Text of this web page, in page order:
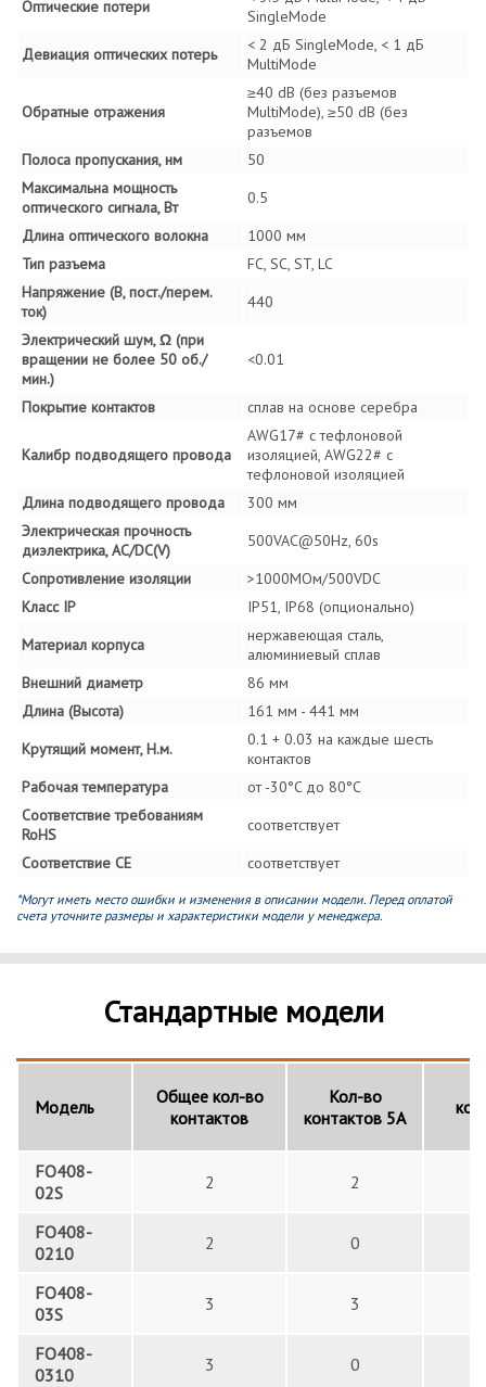
Оптические потери
SingleMode
Девиация оптических потерь
< 2 дБ SingleMode, < 1 дБ
MultiMode
Обратные отражения
≥40 dB (без разъемов
MultiMode), ≥50 dB (без
разъемов
Полоса пропускания, нм
50
Максимальна мощность
оптического сигнала, Вт
0.5
Длина оптического волокна
1000 мм
Тип разъема
FC, SC, ST, LC
Напряжение (В, пост./перем.
ток)
440
Электрический шум, Ω (при
вращении не более 50 об./
мин.)
<0.01
Покрытие контактов сплав на основе серебра
Калибр подводящего провода
AWG17# с тефлоновой
изоляцией, AWG22# с
тефлоновой изоляцией
Длина подводящего провода
300 мм
Электрическая прочность
диэлектрика, AC/DC(V)
500VAC@50Hz, 60s
Сопротивление изоляции
>1000MОм/500VDC
Класс IP
IP51, IP68 (опционально)
Материал корпуса
нержавеющая сталь,
алюминиевый сплав
Внешний диаметр
86 мм
Длина (Высота)
161 мм - 441 мм
Крутящий момент, Н.м.
0.1 + 0.03 на каждые шесть
контактов
Рабочая температура
от -30°C до 80°C
Соответствие требованиям
RoHS
соответствует
Соответствие СЕ
соответствует
*Могут иметь место ошибки и изменения в описании модели. Перед оплатой
счета уточните размеры и характеристики модели у менеджера.
Стандартные модели
Модель
Общее кол-во
контактов
Кол-во
контактов 5А
FO408-
02S
2 2
FO408-
0210
2 0
FO408-
03S
3 3
FO408-
0310
3 0